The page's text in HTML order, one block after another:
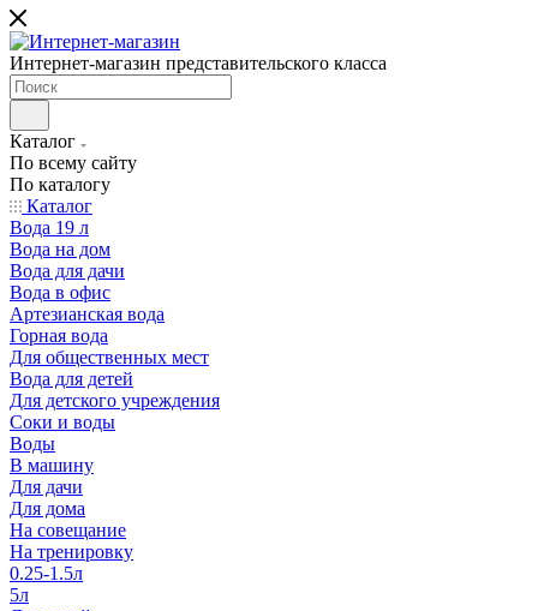
Интернет-магазин представительского класса
Каталог
По всему сайту
По каталогу
Каталог
Вода 19 л
Вода на дом
Вода для дачи
Вода в офис
Артезианская вода
Горная вода
Для общественных мест
Вода для детей
Для детского учреждения
Соки и воды
Воды
В машину
Для дачи
Для дома
На совещание
На тренировку
0.25-1.5л
5л